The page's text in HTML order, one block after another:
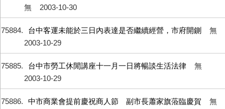
無
2003-10-30
75884 台中客運未能於三日內表達是否繼續經營，市府開鍘
無
2003-10-29
75885 台中市勞工休閒講座十一月一日將暢談生活法律
無
2003-10-29
75886 中市商業會提前慶祝商人節 副市長蕭家旗蒞臨慶賀
無